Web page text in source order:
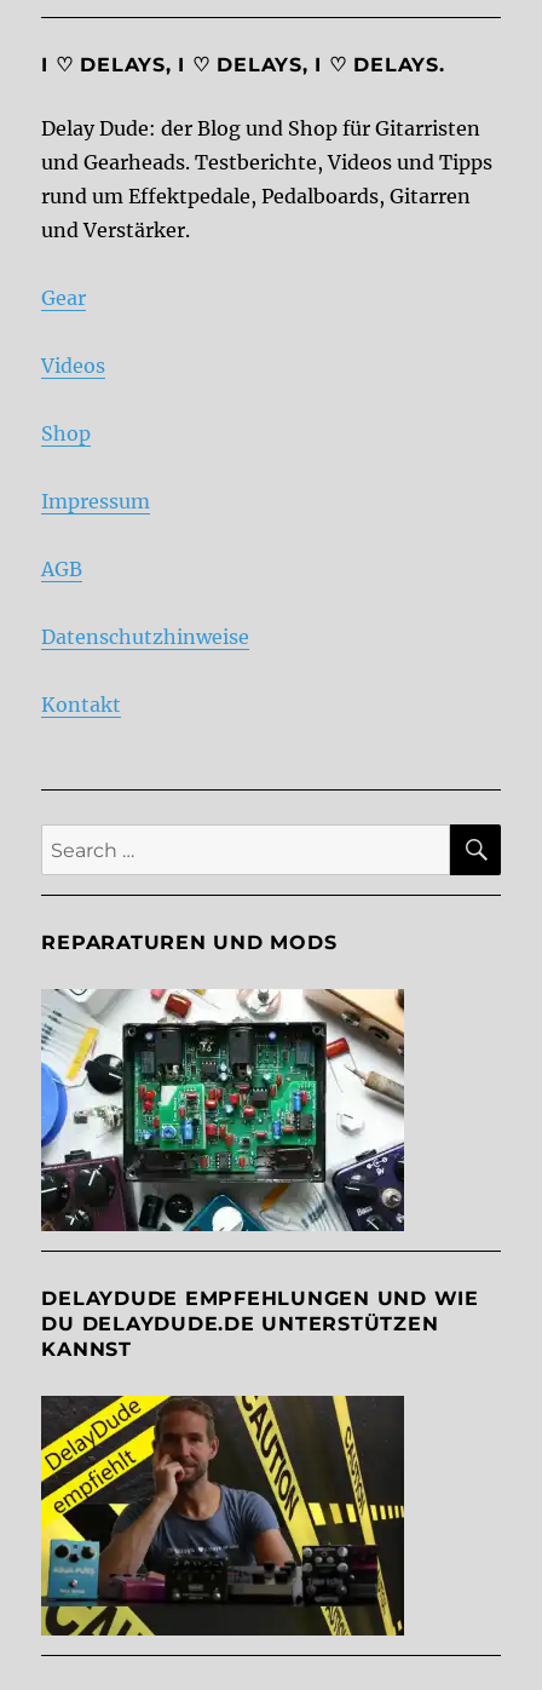
I ♡ DELAYS, I ♡ DELAYS, I ♡ DELAYS.
Delay Dude: der Blog und Shop für Gitarristen
und Gearheads. Testberichte, Videos und Tipps
rund um Effektpedale, Pedalboards, Gitarren
und Verstärker.
Gear
Videos
Shop
Impressum
AGB
Datenschutzhinweise
Kontakt
Search
for:
REPARATUREN UND MODS
DELAYDUDE EMPFEHLUNGEN UND WIE
DU DELAYDUDE.DE UNTERSTÜTZEN
KANNST